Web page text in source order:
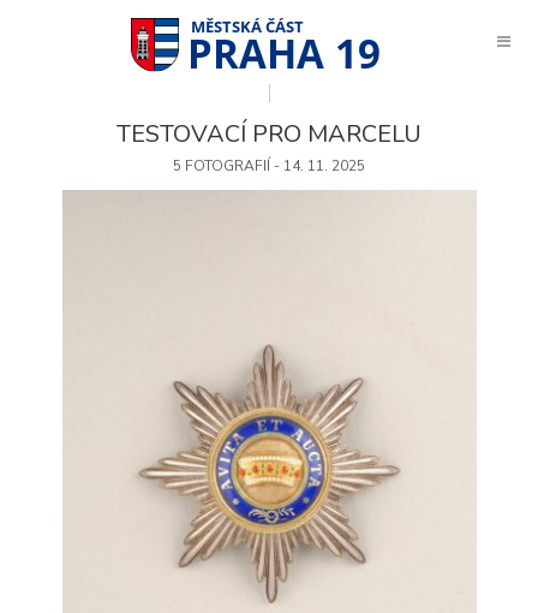
PRAHA 19
TESTOVACÍ PRO MARCELU
5 FOTOGRAFIÍ - 14. 11. 2025
Technické
cookies
Technické